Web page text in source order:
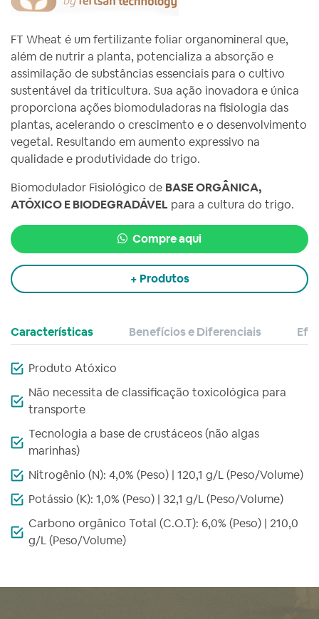
FT Wheat é um fertilizante foliar organomineral que,
além de nutrir a planta, potencializa a absorção e
assimilação de substâncias essenciais para o cultivo
sustentável da triticultura. Sua ação inovadora e única
proporciona ações biomoduladoras na fisiologia das
plantas, acelerando o crescimento e o desenvolvimento
vegetal. Resultando em aumento expressivo na
qualidade e produtividade do trigo.
Biomodulador Fisiológico de BASE ORGÂNICA,
ATÓXICO E BIODEGRADÁVEL para a cultura do trigo.
Compre aqui
+ Produtos
Características Benefícios e Diferenciais
Produto Atóxico
Não necessita de classificação toxicológica para
transporte
Tecnologia a base de crustáceos (não algas
marinhas)
Nitrogênio (N): 4,0% (Peso) | 120,1 g/L (Peso/Volume)
Potássio (K): 1,0% (Peso) | 32,1 g/L (Peso/Volume)
Carbono orgânico Total (C.O.T): 6,0% (Peso) | 210,0
g/L (Peso/Volume)